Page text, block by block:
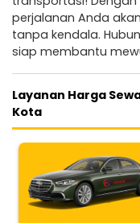
perjalanan Anda
tanpa kendala.
siap membantu
Layanan Harga
Kota